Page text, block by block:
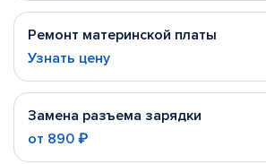
Ремонт материнской платы
Узнать цену
Замена разъема зарядки
от 890 ₽